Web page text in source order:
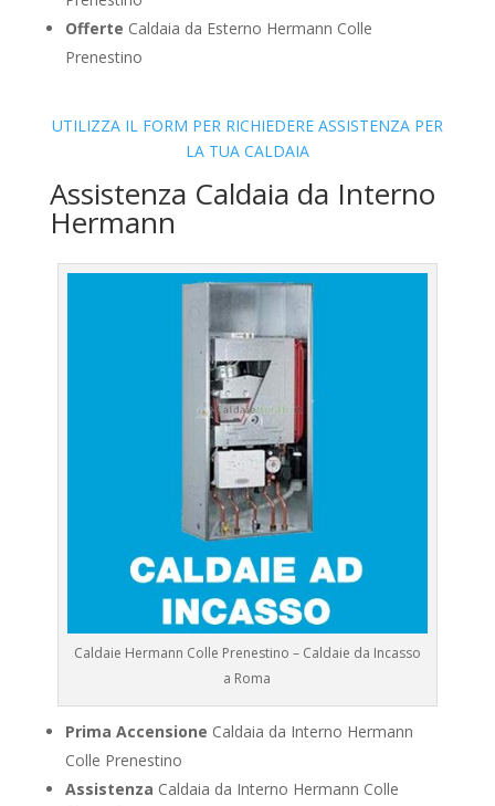
Offerte Caldaia da Esterno Hermann Colle
Prenestino
UTILIZZA IL FORM PER RICHIEDERE ASSISTENZA PER
LA TUA CALDAIA
Assistenza Caldaia da Interno
Hermann
Caldaie Hermann Colle Prenestino – Caldaie da Incasso
a Roma
Prima Accensione Caldaia da Interno Hermann
Colle Prenestino
Assistenza Caldaia da Interno Hermann Colle